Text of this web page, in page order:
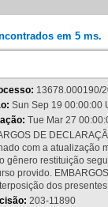
em 5 ms.
13678.000190/
Sun Sep 19 00:00:00
Tue Mar 27
DE
com a atualização
gênero restituição
provido.
dos
203-11890